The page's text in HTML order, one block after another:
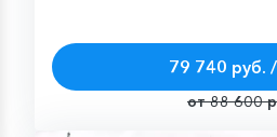
79 740 руб.
от 88 600